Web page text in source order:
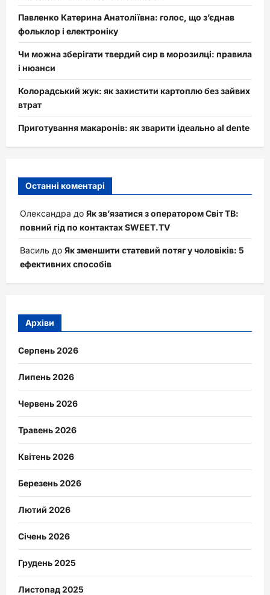
Павленко Катерина Анатоліївна: голос, що з’єднав
фольклор і електроніку
Чи можна зберігати твердий сир в морозилці: правила
і нюанси
Колорадський жук: як захистити картоплю без зайвих
втрат
Приготування макаронів: як зварити ідеально al dente
Останні коментарі
Олександра до Як зв’язатися з оператором Світ ТВ:
повний гід по контактах SWEET.TV
Василь до Як зменшити статевий потяг у чоловіків: 5
ефективних способів
Архіви
Серпень 2026
Липень 2026
Червень 2026
Травень 2026
Квітень 2026
Березень 2026
Лютий 2026
Січень 2026
Грудень 2025
Листопад 2025